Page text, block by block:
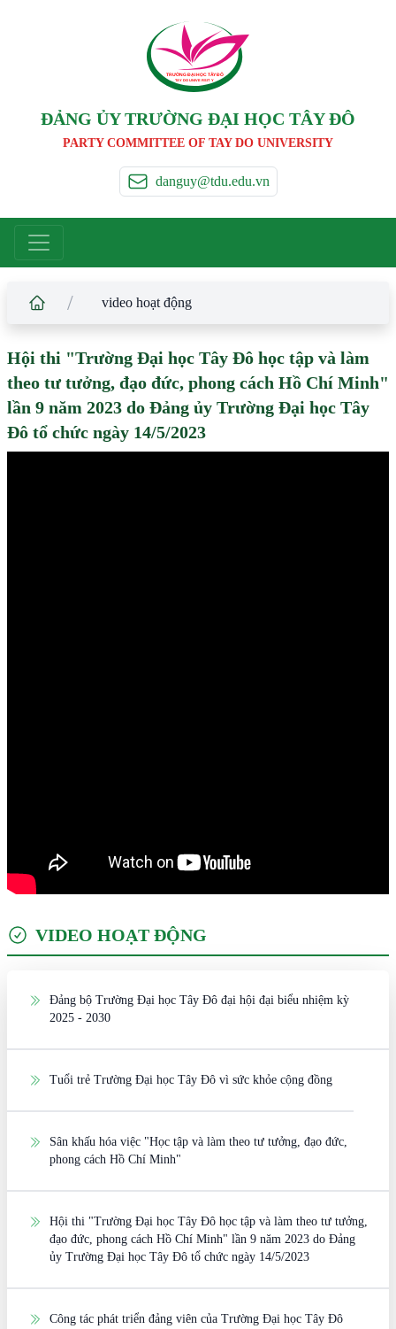
TRƯỜNG ĐẠI HỌC TÂY ĐÔ
TAY DO UNIVERSIT Y
ĐẢNG ỦY TRƯỜNG ĐẠI HỌC TÂY ĐÔ
PARTY COMMITTEE OF TAY DO UNIVERSITY
danguy@tdu.edu.vn
/ video hoạt động
Hội thi "Trường Đại học Tây Đô học tập và làm
theo tư tưởng, đạo đức, phong cách Hồ Chí Minh"
lần 9 năm 2023 do Đảng ủy Trường Đại học Tây
Đô tổ chức ngày 14/5/2023
VIDEO HOẠT ĐỘNG
Đảng bộ Trường Đại học Tây Đô đại hội đại biểu nhiệm kỳ
2025 - 2030
Tuổi trẻ Trường Đại học Tây Đô vì sức khỏe cộng đồng
Sân khấu hóa việc "Học tập và làm theo tư tưởng, đạo đức,
phong cách Hồ Chí Minh"
Hội thi "Trường Đại học Tây Đô học tập và làm theo tư tưởng,
đạo đức, phong cách Hồ Chí Minh" lần 9 năm 2023 do Đảng
ủy Trường Đại học Tây Đô tổ chức ngày 14/5/2023
Công tác phát triển đảng viên của Trường Đại học Tây Đô